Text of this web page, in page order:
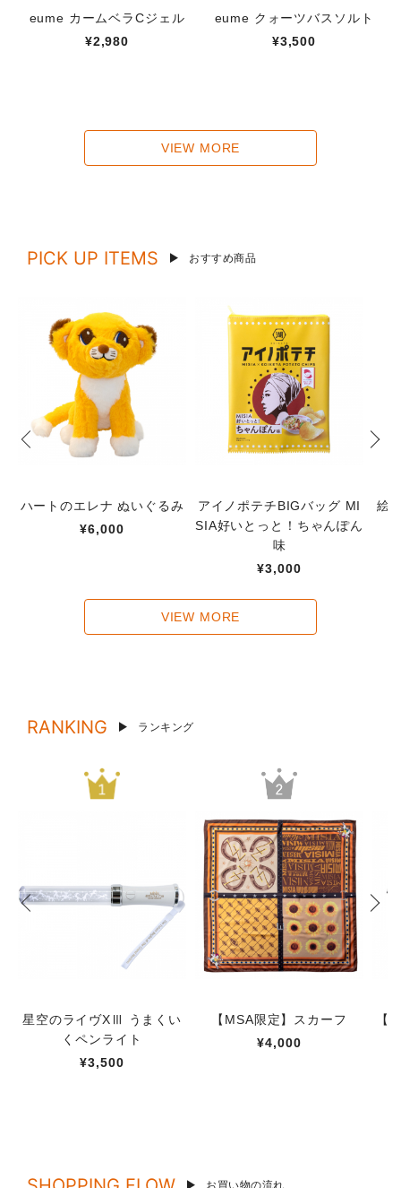
eume カームベラCジェル
¥2,980
eume クォーツバスソルト
¥3,500
VIEW MORE
PICK UP ITEMS おすすめ商品
ハートのエレナ ぬいぐるみ
¥6,000
アイノポテチBIGバッグ MI
SIA好いとっと！ちゃんぽん
味
¥3,000
絵
VIEW MORE
RANKING ランキング
星空のライヴXⅢ うまくい
くペンライト
¥3,500
【MSA限定】スカーフ
¥4,000
【
お買い物の流れ